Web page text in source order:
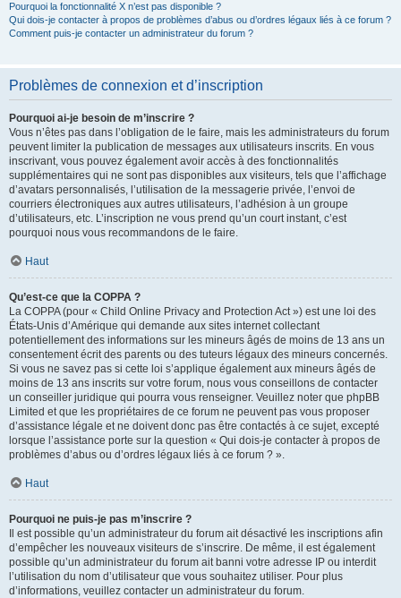
Pourquoi la fonctionnalité X n’est pas disponible ?
Qui dois-je contacter à propos de problèmes d’abus ou d’ordres légaux liés à ce forum ?
Comment puis-je contacter un administrateur du forum ?
Problèmes de connexion et d’inscription
Pourquoi ai-je besoin de m’inscrire ?
Vous n’êtes pas dans l’obligation de le faire, mais les administrateurs du forum
peuvent limiter la publication de messages aux utilisateurs inscrits. En vous
inscrivant, vous pouvez également avoir accès à des fonctionnalités
supplémentaires qui ne sont pas disponibles aux visiteurs, tels que l’affichage
d’avatars personnalisés, l’utilisation de la messagerie privée, l’envoi de
courriers électroniques aux autres utilisateurs, l’adhésion à un groupe
d’utilisateurs, etc. L’inscription ne vous prend qu’un court instant, c’est
pourquoi nous vous recommandons de le faire.
Haut
Qu’est-ce que la COPPA ?
La COPPA (pour « Child Online Privacy and Protection Act ») est une loi des
États-Unis d’Amérique qui demande aux sites internet collectant
potentiellement des informations sur les mineurs âgés de moins de 13 ans un
consentement écrit des parents ou des tuteurs légaux des mineurs concernés.
Si vous ne savez pas si cette loi s’applique également aux mineurs âgés de
moins de 13 ans inscrits sur votre forum, nous vous conseillons de contacter
un conseiller juridique qui pourra vous renseigner. Veuillez noter que phpBB
Limited et que les propriétaires de ce forum ne peuvent pas vous proposer
d’assistance légale et ne doivent donc pas être contactés à ce sujet, excepté
lorsque l’assistance porte sur la question « Qui dois-je contacter à propos de
problèmes d’abus ou d’ordres légaux liés à ce forum ? ».
Haut
Pourquoi ne puis-je pas m’inscrire ?
Il est possible qu’un administrateur du forum ait désactivé les inscriptions afin
d’empêcher les nouveaux visiteurs de s’inscrire. De même, il est également
possible qu’un administrateur du forum ait banni votre adresse IP ou interdit
l’utilisation du nom d’utilisateur que vous souhaitez utiliser. Pour plus
d’informations, veuillez contacter un administrateur du forum.